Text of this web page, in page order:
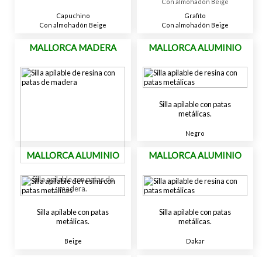
Con almohadón Beige
Capuchino
Con almohadón Beige
Grafito
Con almohadón Beige
MALLORCA MADERA
Silla apilable con patas de
madera.
MALLORCA ALUMINIO
Silla apilable con patas
metálicas.
Negro
MALLORCA ALUMINIO
Silla apilable con patas
metálicas.
Beige
MALLORCA ALUMINIO
Silla apilable con patas
metálicas.
Dakar